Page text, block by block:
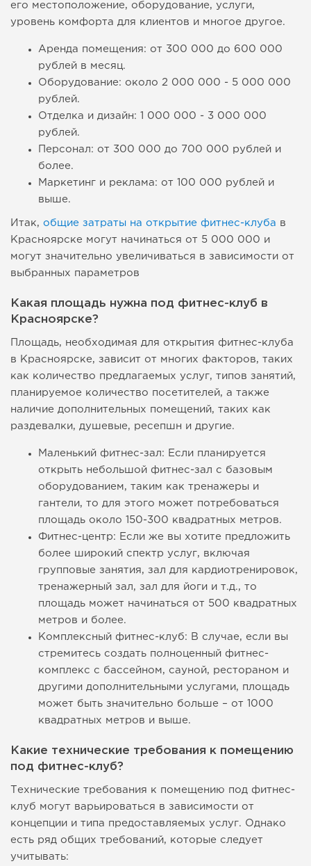
его местоположение, оборудование, услуги,
уровень комфорта для клиентов и многое другое.
Аренда помещения: от 300 000 до 600 000
рублей в месяц.
Оборудование: около 2 000 000 - 5 000 000
рублей.
Отделка и дизайн: 1 000 000 - 3 000 000
рублей.
Персонал: от 300 000 до 700 000 рублей и
более.
Маркетинг и реклама: от 100 000 рублей и
выше.
Итак, общие затраты на открытие фитнес-клуба в
Красноярске могут начинаться от 5 000 000 и
могут значительно увеличиваться в зависимости от
выбранных параметров
Какая площадь нужна под фитнес-клуб в
Красноярске?
Площадь, необходимая для открытия фитнес-клуба
в Красноярске, зависит от многих факторов, таких
как количество предлагаемых услуг, типов занятий,
планируемое количество посетителей, а также
наличие дополнительных помещений, таких как
раздевалки, душевые, ресепшн и другие.
Маленький фитнес-зал: Если планируется
открыть небольшой фитнес-зал с базовым
оборудованием, таким как тренажеры и
гантели, то для этого может потребоваться
площадь около 150-300 квадратных метров.
Фитнес-центр: Если же вы хотите предложить
более широкий спектр услуг, включая
групповые занятия, зал для кардиотренировок,
тренажерный зал, зал для йоги и т.д., то
площадь может начинаться от 500 квадратных
метров и более.
Комплексный фитнес-клуб: В случае, если вы
стремитесь создать полноценный фитнес-
комплекс с бассейном, сауной, рестораном и
другими дополнительными услугами, площадь
может быть значительно больше – от 1000
квадратных метров и выше.
Какие технические требования к помещению
под фитнес-клуб?
Технические требования к помещению под фитнес-
клуб могут варьироваться в зависимости от
концепции и типа предоставляемых услуг. Однако
есть ряд общих требований, которые следует
учитывать: